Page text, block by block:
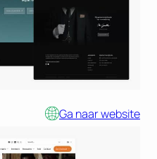
Ga naar website